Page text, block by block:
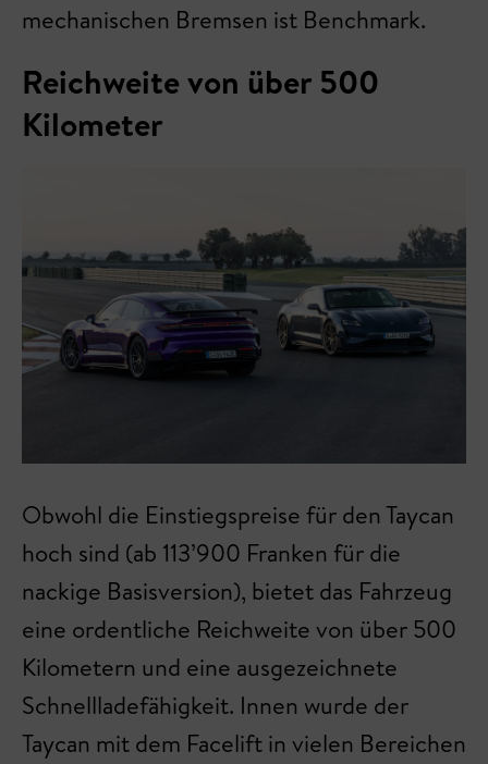
mechanischen Bremsen ist Benchmark.
Reichweite von über 500
Kilometer
Obwohl die Einstiegspreise für den Taycan
hoch sind (ab 113’900 Franken für die
nackige Basisversion), bietet das Fahrzeug
eine ordentliche Reichweite von über 500
Kilometern und eine ausgezeichnete
Schnellladefähigkeit. Innen wurde der
Taycan mit dem Facelift in vielen Bereichen